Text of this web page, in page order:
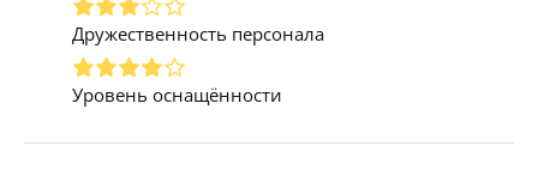
Дружественность персонала
Уровень оснащённости